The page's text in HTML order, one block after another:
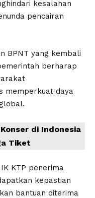
kesalahan
pencairan
BPNT yang kembali
berharap
memperkuat daya
di Indonesia
Tiket
KTP penerima
kepastian
bantuan diterima